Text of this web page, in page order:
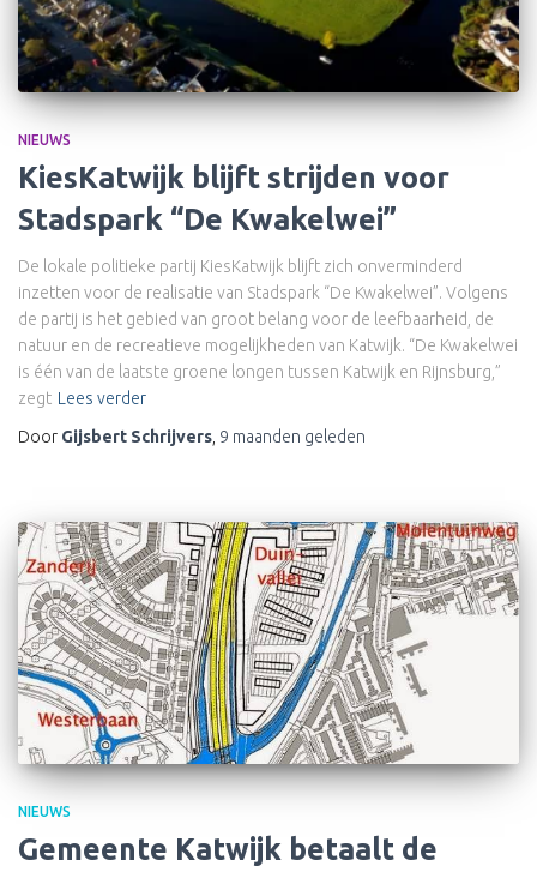
NIEUWS
KiesKatwijk blijft strijden voor
Stadspark “De Kwakelwei”
De lokale politieke partij KiesKatwijk blijft zich onverminderd
inzetten voor de realisatie van Stadspark “De Kwakelwei”. Volgens
de partij is het gebied van groot belang voor de leefbaarheid, de
natuur en de recreatieve mogelijkheden van Katwijk. “De Kwakelwei
is één van de laatste groene longen tussen Katwijk en Rijnsburg,”
zegt Lees verder
Door Gijsbert Schrijvers 9 maanden geleden
NIEUWS
Gemeente Katwijk betaalt de